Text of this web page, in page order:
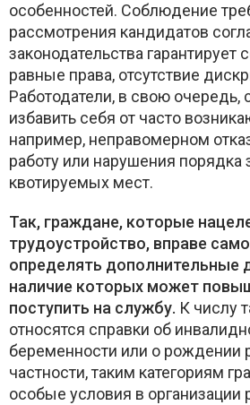
особенностей. Соблюдение
рассмотрения кандидатов
законодательства гарантирует
равные права, отсутствие
Работодатели, в свою очередь,
избавить себя от часто
например, неправомерном
работу или нарушения порядка
квотируемых мест.
Так, граждане, которые
трудоустройство, вправе
определять дополнительные
наличие которых может
поступить на службу. К числу
относятся справки об
беременности или о рождении
частности, таким категориям
особые условия в организации